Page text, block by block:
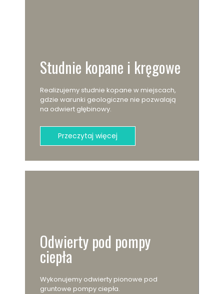
Studnie kopane i kręgowe
Realizujemy studnie kopane w miejscach,
gdzie warunki geologiczne nie pozwalają
na odwiert głębinowy.
Przeczytaj więcej
Odwierty pod pompy
ciepła​
Wykonujemy odwierty pionowe pod
gruntowe pompy ciepła.